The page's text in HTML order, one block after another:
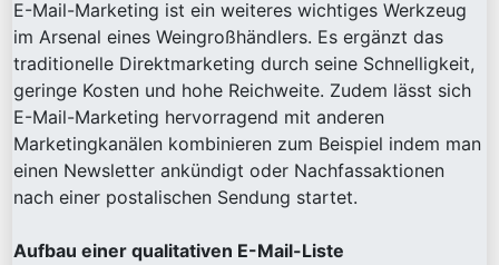
E-Mail-Marketing ist ein weiteres wichtiges Werkzeug
im Arsenal eines Weingroßhändlers. Es ergänzt das
traditionelle Direktmarketing durch seine Schnelligkeit,
geringe Kosten und hohe Reichweite. Zudem lässt sich
E-Mail-Marketing hervorragend mit anderen
Marketingkanälen kombinieren zum Beispiel indem man
einen Newsletter ankündigt oder Nachfassaktionen
nach einer postalischen Sendung startet.
Aufbau einer qualitativen E-Mail-Liste